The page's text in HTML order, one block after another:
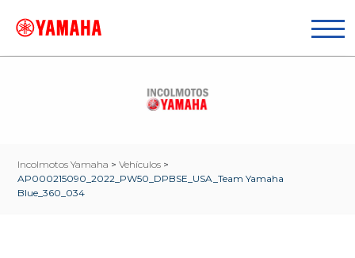
Incolmotos Yamaha > Vehículos >
AP000215090_2022_PW50_DPBSE_USA_Team Yamaha
Blue_360_034